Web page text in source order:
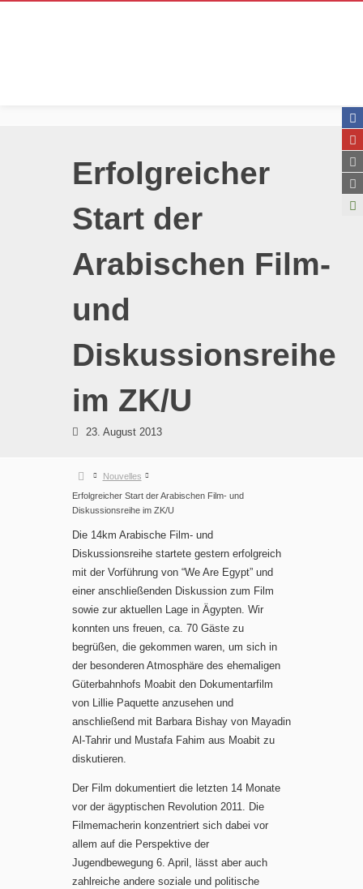
Erfolgreicher
Start der
Arabischen Film-
und
Diskussionsreihe
im ZK/U
23. August 2013
Nouvelles
Erfolgreicher Start der Arabischen Film- und
Diskussionsreihe im ZK/U
Die 14km Arabische Film- und
Diskussionsreihe startete gestern erfolgreich
mit der Vorführung von “We Are Egypt” und
einer anschließenden Diskussion zum Film
sowie zur aktuellen Lage in Ägypten. Wir
konnten uns freuen, ca. 70 Gäste zu
begrüßen, die gekommen waren, um sich in
der besonderen Atmosphäre des ehemaligen
Güterbahnhofs Moabit den Dokumentarfilm
von Lillie Paquette anzusehen und
anschließend mit Barbara Bishay von Mayadin
Al-Tahrir und Mustafa Fahim aus Moabit zu
diskutieren.
Der Film dokumentiert die letzten 14 Monate
vor der ägyptischen Revolution 2011. Die
Filmemacherin konzentriert sich dabei vor
allem auf die Perspektive der
Jugendbewegung 6. April, lässt aber auch
zahlreiche andere soziale und politische